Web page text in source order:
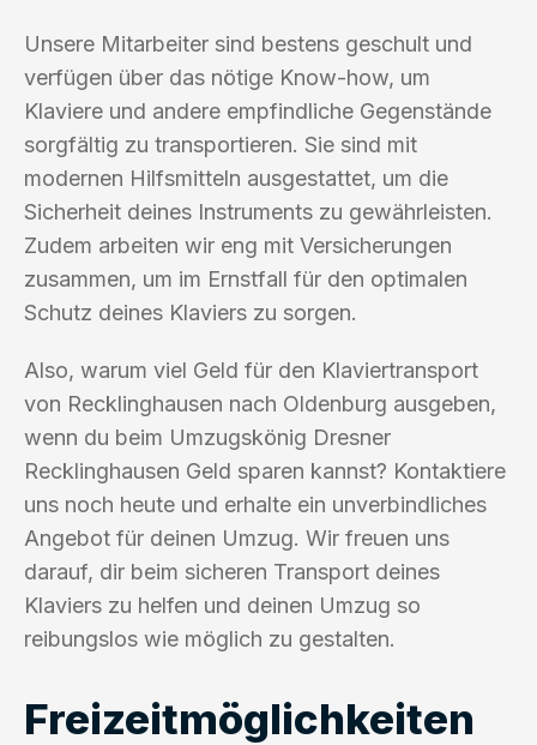
Unsere Mitarbeiter sind bestens geschult und
verfügen über das nötige Know-how, um
Klaviere und andere empfindliche Gegenstände
sorgfältig zu transportieren. Sie sind mit
modernen Hilfsmitteln ausgestattet, um die
Sicherheit deines Instruments zu gewährleisten.
Zudem arbeiten wir eng mit Versicherungen
zusammen, um im Ernstfall für den optimalen
Schutz deines Klaviers zu sorgen.
Also, warum viel Geld für den Klaviertransport
von Recklinghausen nach Oldenburg ausgeben,
wenn du beim Umzugskönig Dresner
Recklinghausen Geld sparen kannst? Kontaktiere
uns noch heute und erhalte ein unverbindliches
Angebot für deinen Umzug. Wir freuen uns
darauf, dir beim sicheren Transport deines
Klaviers zu helfen und deinen Umzug so
reibungslos wie möglich zu gestalten.
Freizeitmöglichkeiten